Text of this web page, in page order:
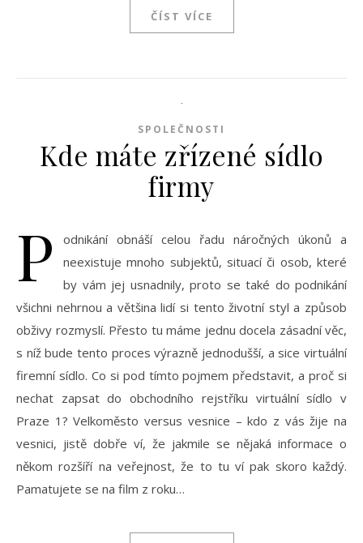
ČÍST VÍCE
SPOLEČNOSTI
Kde máte zřízené sídlo
firmy
P
odnikání obnáší celou řadu náročných úkonů a
neexistuje mnoho subjektů, situací či osob, které
by vám jej usnadnily, proto se také do podnikání
všichni nehrnou a většina lidí si tento životní styl a způsob
obživy rozmyslí. Přesto tu máme jednu docela zásadní věc,
s níž bude tento proces výrazně jednodušší, a sice virtuální
firemní sídlo. Co si pod tímto pojmem představit, a proč si
nechat zapsat do obchodního rejstříku virtuální sídlo v
Praze 1? Velkoměsto versus vesnice – kdo z vás žije na
vesnici, jistě dobře ví, že jakmile se nějaká informace o
někom rozšíří na veřejnost, že to tu ví pak skoro každý.
Pamatujete se na film z roku…